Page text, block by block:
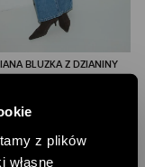
z plików
własne
BLUZKA Z DZIANINY
REGULARNA:
ZAKUPIE ZA 500 PLN